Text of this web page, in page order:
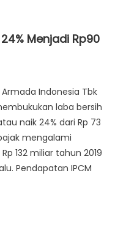
Menjadi Rp90
Indonesia Tbk
laba bersih
naik 24% dari Rp 73
mengalami
132 miliar tahun 2019
Pendapatan IPCM